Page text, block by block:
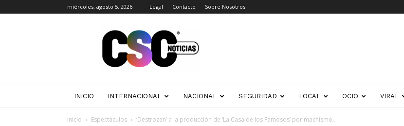
miércoles, agosto 5, 2026 Legal Contacto Sobre Nosotros
Noticias
INICIO INTERNACIONAL NACIONAL SEGURIDAD LOCAL OCIO VIRAL
Inicio Espectáculos ‘Destrozan’ a la producción de ‘La Casa de los Famosos’ por machismo...